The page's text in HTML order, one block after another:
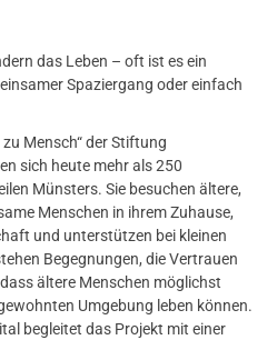
das Leben – oft ist es ein
Spaziergang oder einfach
Mensch“ der Stiftung
sich heute mehr als 250
Münsters. Sie besuchen ältere,
Menschen in ihrem Zuhause,
und unterstützen bei kleinen
Begegnungen, die Vertrauen
ältere Menschen möglichst
Umgebung leben können.
begleitet das Projekt mit einer